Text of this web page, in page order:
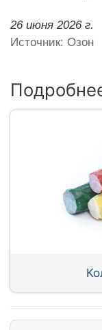
26 июня 2026 г.
Источник: Озон